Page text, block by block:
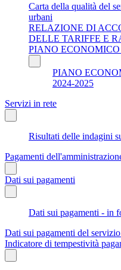
Carta della qualità del
urbani
RELAZIONE DI
DELLE TARIFFE E
PIANO
PIANO
2024-2025
Servizi in rete
Risultati delle indagini
Pagamenti
Dati sui pagamenti
Dati sui pagamenti - in
Dati sui pagamenti del
Indicatore di tempestività